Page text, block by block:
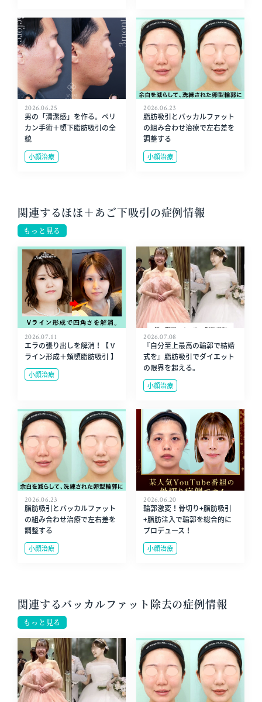
2026.06.25
男の「清潔感」を作る。ペリ
カン手術＋顎下脂肪吸引の全
貌
小顔治療
2026.06.23
脂肪吸引とバッカルファット
の組み合わせ治療で左右差を
調整する
小顔治療
関連するほほ＋あご下吸引の症例情報
もっと見る
2026.07.11
エラの張り出しを解消！【 V
ライン形成＋頬顎脂肪吸引 】
小顔治療
2026.07.08
『自分至上最高の輪郭で結婚
式を』脂肪吸引でダイエット
の限界を超える。
小顔治療
2026.06.23
脂肪吸引とバッカルファット
の組み合わせ治療で左右差を
調整する
小顔治療
2026.06.20
輪郭激変！骨切り+脂肪吸引
+脂肪注入で輪郭を総合的に
プロデュース！
小顔治療
関連するバッカルファット除去の症例情報
もっと見る